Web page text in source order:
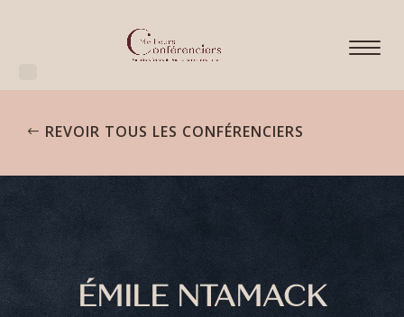
REVOIR TOUS LES CONFÉRENCIERS
ÉMILE NTAMACK